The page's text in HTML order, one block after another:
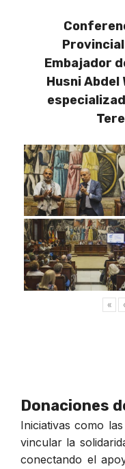
Embajador
Husni Abdel
« ‹
Donaciones
Iniciativas como
vincular la
conectando el